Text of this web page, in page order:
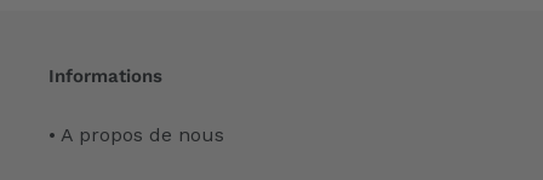
Informations
• A propos de nous